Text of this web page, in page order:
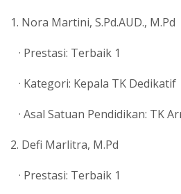
1. Nora Martini, S.Pd.AUD., M.Pd
· Prestasi: Terbaik 1
· Kategori: Kepala TK Dedikatif
· Asal Satuan Pendidikan: TK
2. Defi Marlitra, M.Pd
· Prestasi: Terbaik 1